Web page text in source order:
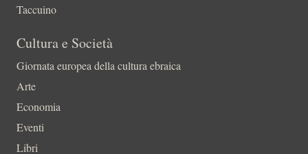
Taccuino
Cultura e Società
Giornata europea della cultura ebraica
Arte
Economia
Eventi
Libri